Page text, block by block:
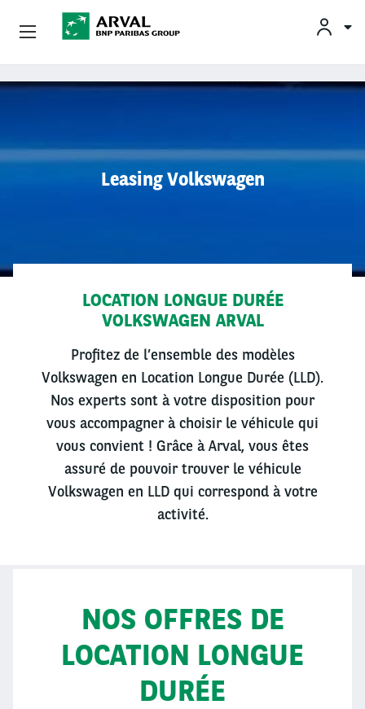
Aller au contenu principal
Leasing Volkswagen
LOCATION LONGUE DURÉE
VOLKSWAGEN ARVAL
Profitez de l’ensemble des modèles
Volkswagen en Location Longue Durée (LLD).
Nos experts sont à votre disposition pour
vous accompagner à choisir le véhicule qui
vous convient ! Grâce à Arval, vous êtes
assuré de pouvoir trouver le véhicule
Volkswagen en LLD qui correspond à votre
activité.
NOS OFFRES DE
LOCATION LONGUE
DURÉE
OFFRES
MOBILITÉS DURABLES